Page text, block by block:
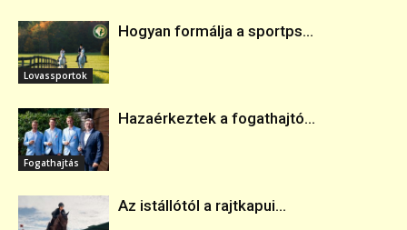
Lovassportok
Hogyan formálja a sportps...
Fogathajtás
Hazaérkeztek a fogathajtó...
Az istállótól a rajtkapui...